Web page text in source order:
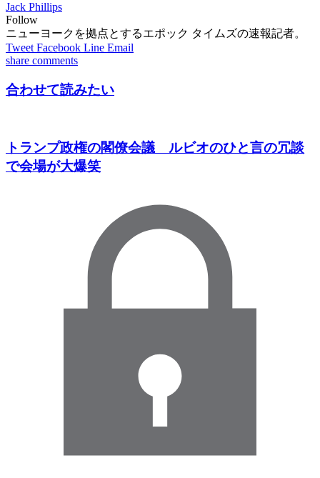
Jack Phillips
Follow
ニューヨークを拠点とするエポック タイムズの速報記者。
Tweet Facebook Line Email
share comments
合わせて読みたい
トランプ政権の閣僚会議 ルビオのひと言の冗談
で会場が大爆笑